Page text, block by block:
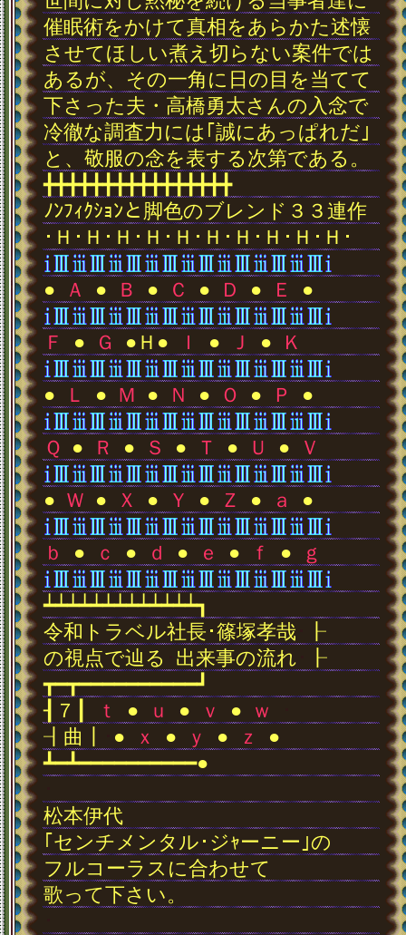
催眠術をかけて真相をあらかた述懐
させてほしい煮え切らない案件では
あるが、その一角に日の目を当てて
下さった夫・高橋勇太さんの入念で
冷徹な調査力には｢誠にあっぱれだ｣
と、敬服の念を表する次第である。
╋╋╋╋╋╋╋╋╋╋╋╋╋╋╋╋
ﾉﾝﾌｨｸｼｮﾝと脚色のブレンド３３連作
･Ｈ･Ｈ･Ｈ･Ｈ･Ｈ･Ｈ･Ｈ･Ｈ･Ｈ･Ｈ･
● Ａ ● Ｂ ● Ｃ ● Ｄ ● Ｅ ●
Ｆ ● Ｇ ●Ｈ● Ｉ ● Ｊ ● Ｋ
● Ｌ ● Ｍ ● Ｎ ● Ｏ ● Ｐ ●
Ｑ ● Ｒ ● Ｓ ● Ｔ ● Ｕ ● Ｖ
● Ｗ ● Ｘ ● Ｙ ● Ｚ ● ａ ●
ｂ ● ｃ ● ｄ ● ｅ ● ｆ ● ｇ
┷┷┷┷┷┷┷┷┷┷┷┷┷┓
令和トラベル社長･篠塚孝哉
┠
の視点で辿る
出来事の流れ
┠
┳━┳━━━━━━━━━━┛
┨７┃
ｔ ● ｕ ● ｖ ● ｗ
┨曲┃
● ｘ ● ｙ ● ｚ
●
┻━┻━━━━━━━━━━●
松本伊代
｢センチメンタル･ジｬーニー｣の
フルコーラスに合わせて
歌って下さい。